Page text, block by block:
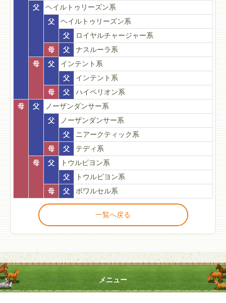
父
ヘイルトゥリーズン系
父
ヘイルトゥリーズン系
父
ロイヤルチャージャー系
母
父
ナスルーラ系
母
父
インテント系
父
インテント系
母
父
ハイペリオン系
母
父
ノーザンダンサー系
父
ノーザンダンサー系
父
ニアークティック系
母
父
テディ系
母
父
トウルビヨン系
父
トウルビヨン系
母
父 ボワルセル系
一覧へ戻る
メニュー